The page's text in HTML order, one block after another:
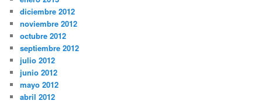
diciembre 2012
noviembre 2012
octubre 2012
septiembre 2012
julio 2012
junio 2012
mayo 2012
abril 2012